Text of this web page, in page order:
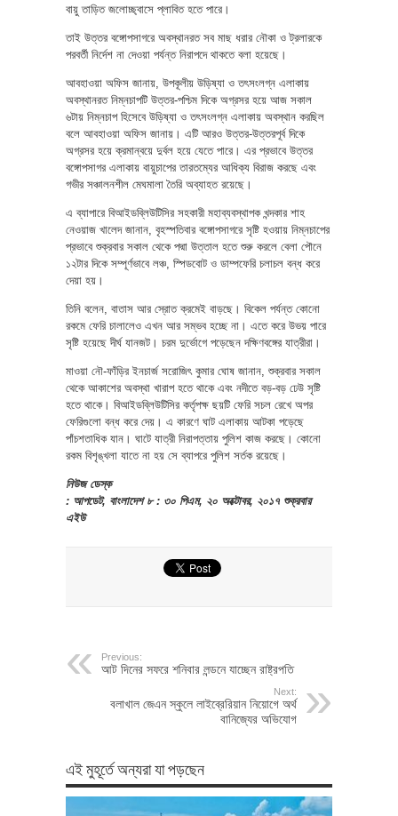
বায়ু তাড়িত জলোচ্ছ্বাসে প্লাবিত হতে পারে।
তাই উত্তর বঙ্গোপসাগরে অবস্থানরত সব মাছ ধরার নৌকা ও ট্রলারকে
পরবর্তী নির্দেশ না দেওয়া পর্যন্ত নিরাপদে থাকতে বলা হয়েছে।
আবহাওয়া অফিস জানায়, উপকূলীয় উড়িষ্যা ও তৎসংলগ্ন এলাকায়
অবস্থানরত নিম্নচাপটি উত্তর-পশ্চিম দিকে অগ্রসর হয়ে আজ সকাল
৬টায় নিম্নচাপ হিসেবে উড়িষ্যা ও তৎসংলগ্ন এলাকায় অবস্থান করছিল
বলে আবহাওয়া অফিস জানায়। এটি আরও উত্তর-উত্তরপূর্ব দিকে
অগ্রসর হয়ে ক্রমান্বয়ে দুর্বল হয়ে যেতে পারে। এর প্রভাবে উত্তর
বঙ্গোপসাগর এলাকায় বায়ুচাপের তারতম্যের আধিক্য বিরাজ করছে এবং
গভীর সঞ্চালনশীল মেঘমালা তৈরি অব্যাহত রয়েছে।
এ ব্যাপারে বিআইডব্লিউটিসির সহকারী মহাব্যবস্থাপক খন্দকার শাহ
নেওয়াজ খালেদ জানান, বৃহস্পতিবার বঙ্গোপসাগরে সৃষ্টি হওয়ায় নিম্নচাপের
প্রভাবে শুক্রবার সকাল থেকে পদ্মা উত্তাল হতে শুরু করলে বেলা পৌনে
১২টার দিকে সম্পূর্ণভাবে লঞ্চ, স্পিডবোট ও ডাম্পফেরি চলাচল বন্ধ করে
দেয়া হয়।
তিনি বলেন, বাতাস আর স্রোত ক্রমেই বাড়ছে। বিকেল পর্যন্ত কোনো
রকমে ফেরি চালালেও এখন আর সম্ভব হচ্ছে না। এতে করে উভয় পারে
সৃষ্টি হয়েছে দীর্ঘ যানজট। চরম দুর্ভোগে পড়েছেন দক্ষিণবঙ্গের যাত্রীরা।
মাওয়া নৌ-ফাঁড়ির ইনচার্জ সরোজিৎ কুমার ঘোষ জানান, শুক্রবার সকাল
থেকে আকাশের অবস্থা খারাপ হতে থাকে এবং নদীতে বড়-বড় ঢেউ সৃষ্টি
হতে থাকে। বিআইডব্লিউটিসির কর্তৃপক্ষ ছয়টি ফেরি সচল রেখে অপর
ফেরিগুলো বন্ধ করে দেয়। এ কারণে ঘাট এলাকায় আটকা পড়েছে
পাঁচশতাধিক যান। ঘাটে যাত্রী নিরাপত্তায় পুলিশ কাজ করছে। কোনো
রকম বিশৃঙ্খলা যাতে না হয় সে ব্যাপরে পুলিশ সর্তক রয়েছে।
নিউজ ডেস্ক
: আপডেট, বাংলাদেশ ৮ : ৩০ পিএম, ২০ অক্টোবর, ২০১৭ শুক্রবার
এইউ
Previous:
আট দিনের সফরে শনিবার লন্ডনে যাচ্ছেন রাষ্ট্রপতি
Next:
বলাখাল জেএন স্কুলে লাইব্রেরিয়ান নিয়োগে অর্থ
বানিজ্যের অভিযোগ
এই মুহূর্তে অন্যরা যা পড়ছেন